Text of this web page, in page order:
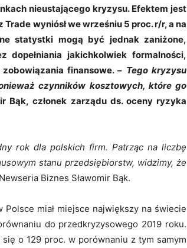
nieustającego kryzysu. Efektem jest
wyniósł we wrześniu 5 proc. r/r, a na
statystki mogą być jednak zaniżone,
jakichkolwiek formalności,
finansowe. – Tego kryzysu
czynników kosztowych, które go
Bąk, członek zarządu ds. oceny ryzyka
rok dla polskich firm. Patrząc na liczbę
stanu przedsiębiorstw, widzimy, że
Biznes Sławomir Bąk.
miał miejsce największy na świecie
do przedkryzysowego 2019 roku.
o 129 proc. w porównaniu z tym samym